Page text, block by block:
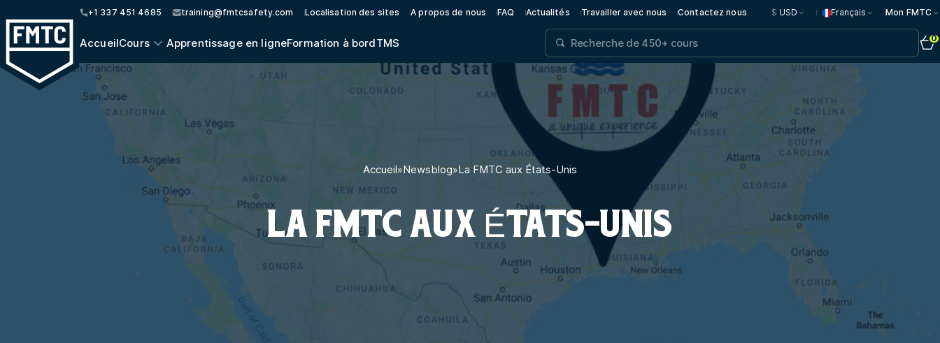
+1 337 451 4685 training@fmtcsafety.com Localisation des sites A propos de nous FAQ Actualités Travailler avec nous Contactez nous $ USD Français Mon FMTC
AccueilCours Apprentissage en ligneFormation à bordTMS 0
Accueil»Newsblog»La FMTC aux États-Unis
LA FMTC AUX ÉTATS-UNIS